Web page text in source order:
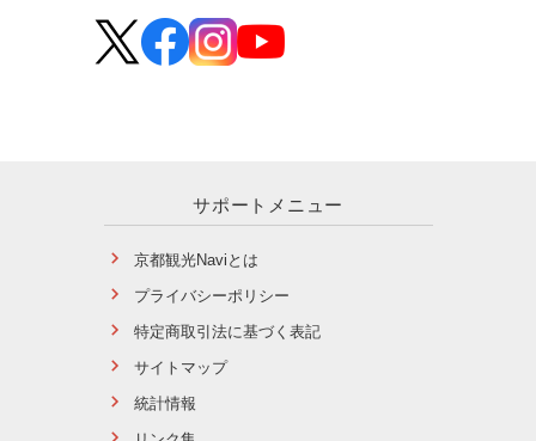
サポートメニュー
京都観光Naviとは
プライバシーポリシー
特定商取引法に基づく表記
サイトマップ
統計情報